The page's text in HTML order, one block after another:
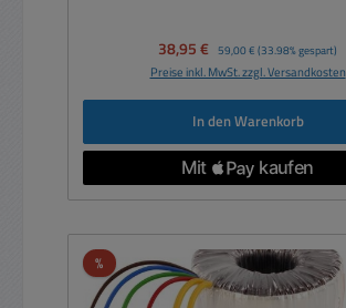
Verkaufspreis:
38,95 € Regulärer Preis:
59,00 € (33.98% gespart)
Preise inkl. MwSt. zzgl. Versandkosten
In den Warenkorb
%Rabatt